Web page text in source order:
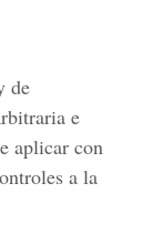
de
e
aplicar con
a la